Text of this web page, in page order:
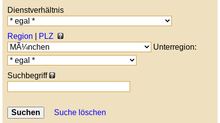
Dienstverhältnis
Region
PLZ
Unterregion:
Suchbegriff
Suche löschen